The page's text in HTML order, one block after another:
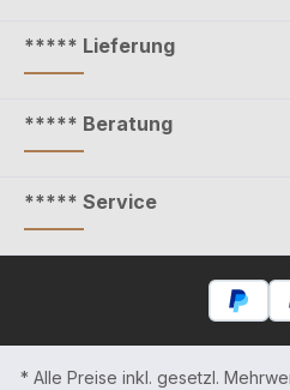
***** Lieferung
***** Beratung
***** Service
* Alle Preise inkl. gesetzl.